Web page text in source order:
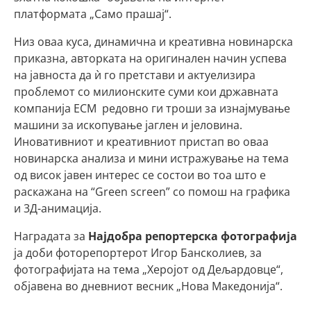
платформата „Само прашај“.
Низ оваа куса, динамична и креативна новинарска
приказна, авторката на оригинален начин успева
на јавноста да ѝ го претстави и актуелизира
проблемот со милионските суми кои државната
компанија ЕСМ редовно ги троши за изнајмување
машини за ископување јаглен и јеловина.
Иновативниот и креативниот пристап во оваа
новинарска анализа и мини истражување на тема
од висок јавен интерес се состои во тоа што е
раскажана на “Green screen” со помош на графика
и 3Д-анимација.
Наградата за Најдобра репортерска фотографија
ја доби фоторепортерот Игор Бансколиев, за
фотографијата на тема „Херојот од Дељардовце“,
објавена во дневниот весник „Нова Македонија“.